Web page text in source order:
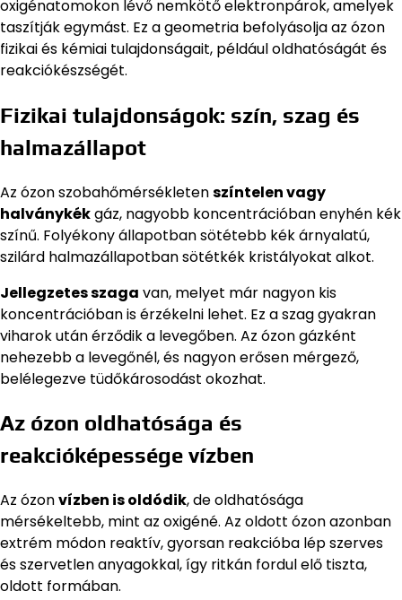
oxigénatomokon lévő nemkötő elektronpárok, amelyek
taszítják egymást. Ez a geometria befolyásolja az ózon
fizikai és kémiai tulajdonságait, például oldhatóságát és
reakciókészségét.
Fizikai tulajdonságok: szín, szag és
halmazállapot
Az ózon szobahőmérsékletenszíntelen vagy
halványkékgáz, nagyobb koncentrációban enyhén kék
színű. Folyékony állapotban sötétebb kék árnyalatú,
szilárd halmazállapotban sötétkék kristályokat alkot.
Jellegzetes szaga van, melyet már nagyon kis
koncentrációban is érzékelni lehet. Ez a szag gyakran
viharok után érződik a levegőben. Az ózon gázként
nehezebb a levegőnél, és nagyon erősen mérgező,
belélegezve tüdőkárosodást okozhat.
Az ózon oldhatósága és
reakcióképessége vízben
Az ózonvízben is oldódik, de oldhatósága
mérsékeltebb, mint az oxigéné. Az oldott ózon azonban
extrém módon reaktív, gyorsan reakcióba lép szerves
és szervetlen anyagokkal, így ritkán fordul elő tiszta,
oldott formában.